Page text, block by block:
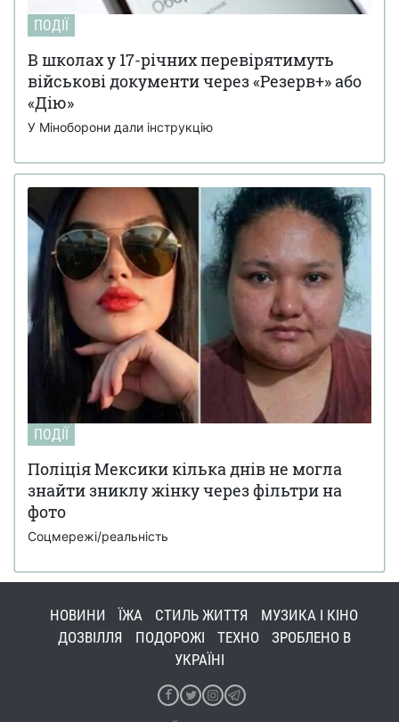
ПОДІЇ
В школах у 17-річних перевірятимуть
військові документи через «Резерв+» або
«Дію»
У Міноборони дали інструкцію
ПОДІЇ
Поліція Мексики кілька днів не могла
знайти зниклу жінку через фільтри на
фото
Соцмережі/реальність
НОВИНИ ЇЖА СТИЛЬ ЖИТТЯ
МУЗИКА І КІНО
ДОЗВІЛЛЯ
ПОДОРОЖІ ТЕХНО
ЗРОБЛЕНО В
УКРАЇНІ